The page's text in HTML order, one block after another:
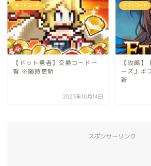
ギフトコード
【ドット勇者】交換コード一
覧 ※随時更新
2023年10月14日
ギフトコード
【攻略】
ーズ』ギ
新
スポンサーリンク